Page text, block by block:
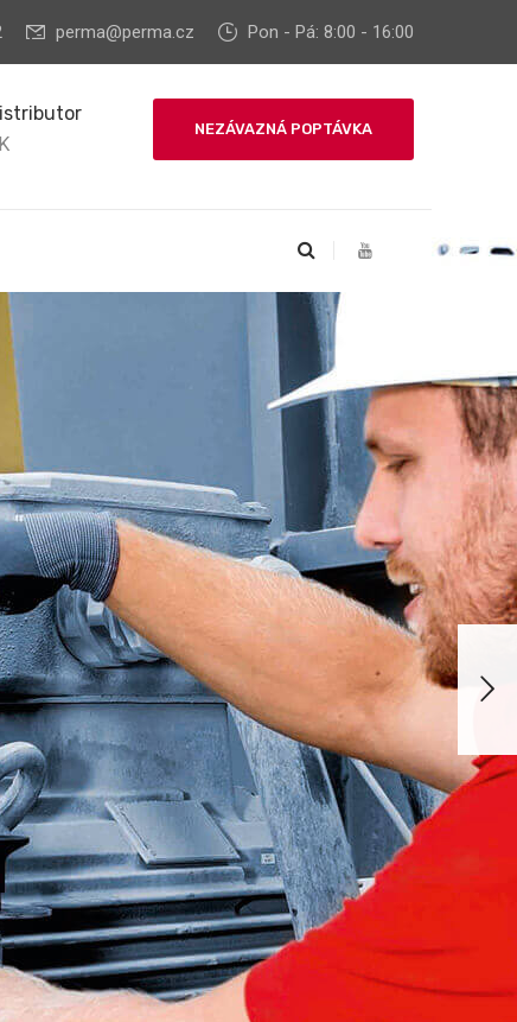
perma@perma.cz Pon - Pá: 8:00 - 16:00
NEZÁVAZNÁ POPTÁVKA